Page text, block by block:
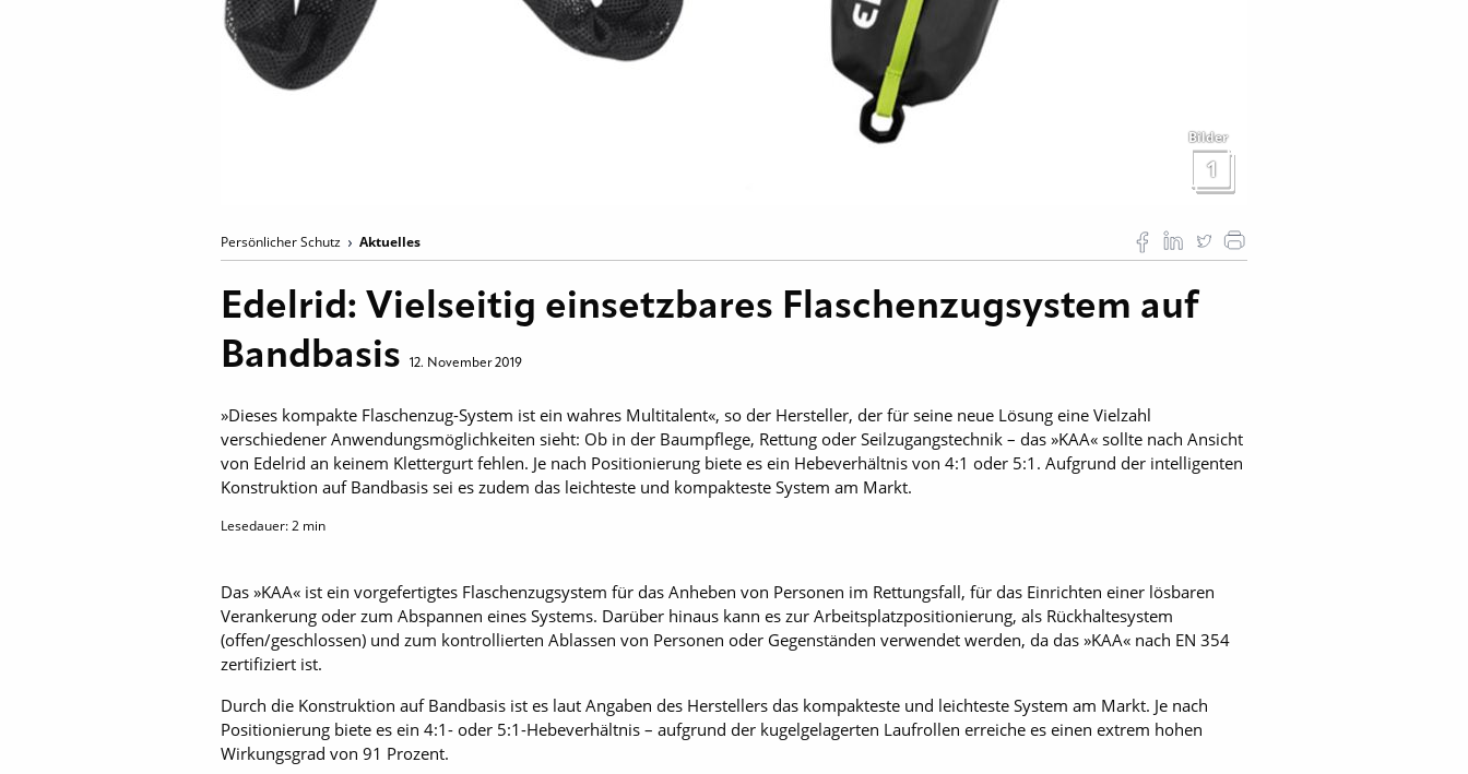
Bilder
1
Persönlicher Schutz Aktuelles
Edelrid: Vielseitig einsetzbares Flaschenzugsystem auf
Bandbasis
12. November 2019
»Dieses kompakte Flaschenzug-System ist ein wahres Multitalent«, so der Hersteller, der für seine neue Lösung eine Vielzahl
verschiedener Anwendungsmöglichkeiten sieht: Ob in der Baumpflege, Rettung oder Seilzugangstechnik – das »KAA« sollte nach Ansicht
von Edelrid an keinem Klettergurt fehlen. Je nach Positionierung biete es ein Hebeverhältnis von 4:1 oder 5:1. Aufgrund der intelligenten
Konstruktion auf Bandbasis sei es zudem das leichteste und kompakteste System am Markt.
Lesedauer:2 min
Das »KAA« ist ein vorgefertigtes Flaschenzugsystem für das Anheben von Personen im Rettungsfall, für das Einrichten einer lösbaren
Verankerung oder zum Abspannen eines Systems. Darüber hinaus kann es zur Arbeitsplatzpositionierung, als Rückhaltesystem
(offen/geschlossen) und zum kontrollierten Ablassen von Personen oder Gegenständen verwendet werden, da das »KAA« nach EN 354
zertifiziert ist.
Durch die Konstruktion auf Bandbasis ist es laut Angaben des Herstellers das kompakteste und leichteste System am Markt. Je nach
Positionierung biete es ein 4:1- oder 5:1-Hebeverhältnis – aufgrund der kugelgelagerten Laufrollen erreiche es einen extrem hohen
Wirkungsgrad von 91 Prozent.